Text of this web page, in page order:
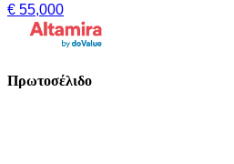
€ 55,000
Πρωτοσέλιδο